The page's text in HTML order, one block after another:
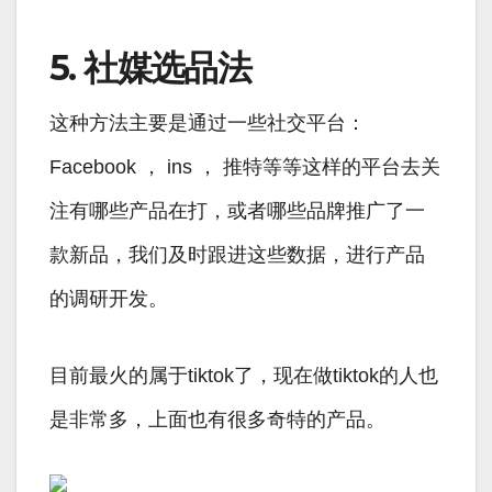
5. 社媒选品法
这种方法主要是通过一些社交平台：
Facebook ， ins ， 推特等等这样的平台去关
注有哪些产品在打，或者哪些品牌推广了一
款新品，我们及时跟进这些数据，进行产品
的调研开发。
目前最火的属于tiktok了，现在做tiktok的人也
是非常多，上面也有很多奇特的产品。